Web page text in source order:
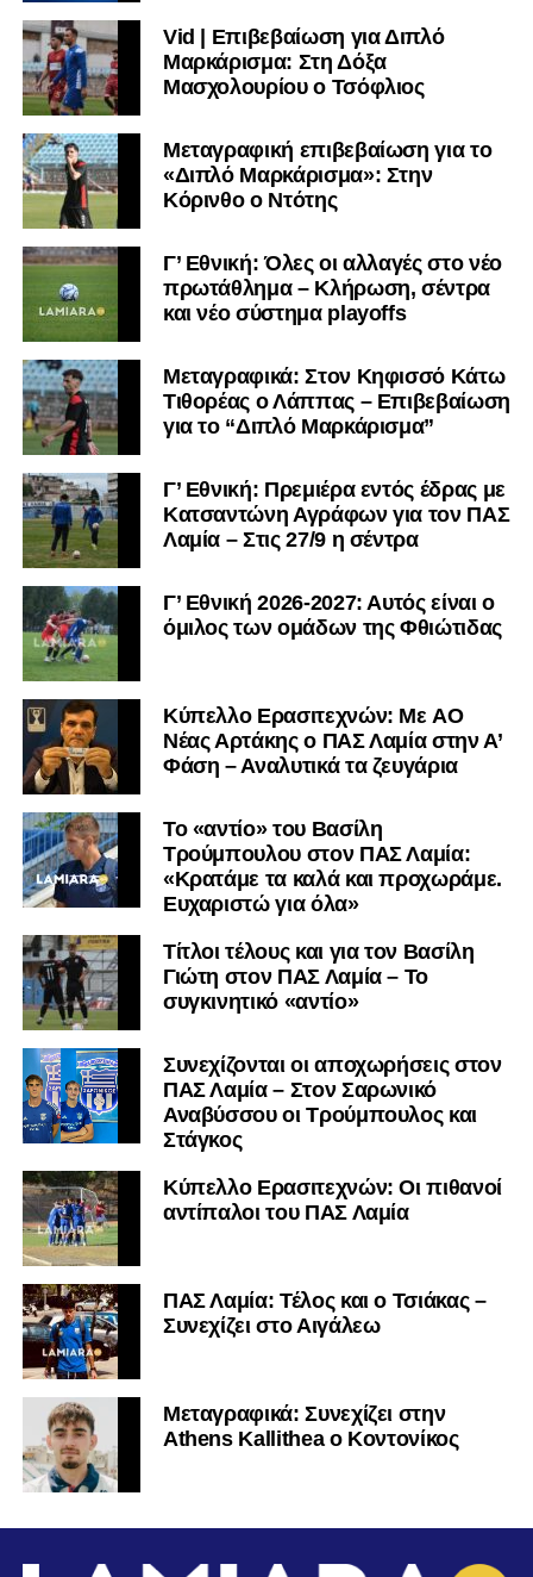
Vid | Επιβεβαίωση για Διπλό
Μαρκάρισμα: Στη Δόξα
Μασχολουρίου ο Τσόφλιος
Μεταγραφική επιβεβαίωση για το
«Διπλό Μαρκάρισμα»: Στην
Κόρινθο ο Ντότης
Γ’ Εθνική: Όλες οι αλλαγές στο νέο
πρωτάθλημα – Κλήρωση, σέντρα
και νέο σύστημα playoffs
Μεταγραφικά: Στον Κηφισσό Κάτω
Τιθορέας ο Λάππας – Επιβεβαίωση
για το “Διπλό Μαρκάρισμα”
Γ’ Εθνική: Πρεμιέρα εντός έδρας με
Κατσαντώνη Αγράφων για τον ΠΑΣ
Λαμία – Στις 27/9 η σέντρα
Γ’ Εθνική 2026-2027: Αυτός είναι ο
όμιλος των ομάδων της Φθιώτιδας
Kύπελλο Ερασιτεχνών: Με AO
Nέας Αρτάκης ο ΠΑΣ Λαμία στην Α’
Φάση – Αναλυτικά τα ζευγάρια
Το «αντίο» του Βασίλη
Τρούμπουλου στον ΠΑΣ Λαμία:
«Κρατάμε τα καλά και προχωράμε.
Ευχαριστώ για όλα»
Τίτλοι τέλους και για τον Βασίλη
Γιώτη στον ΠΑΣ Λαμία – Το
συγκινητικό «αντίο»
Συνεχίζονται οι αποχωρήσεις στον
ΠΑΣ Λαμία – Στον Σαρωνικό
Αναβύσσου οι Τρούμπουλος και
Στάγκος
Κύπελλο Ερασιτεχνών: Οι πιθανοί
αντίπαλοι του ΠΑΣ Λαμία
ΠΑΣ Λαμία: Τέλος και ο Τσιάκας –
Συνεχίζει στο Αιγάλεω
Mεταγραφικά: Συνεχίζει στην
Athens Kallithea ο Κοντονίκος